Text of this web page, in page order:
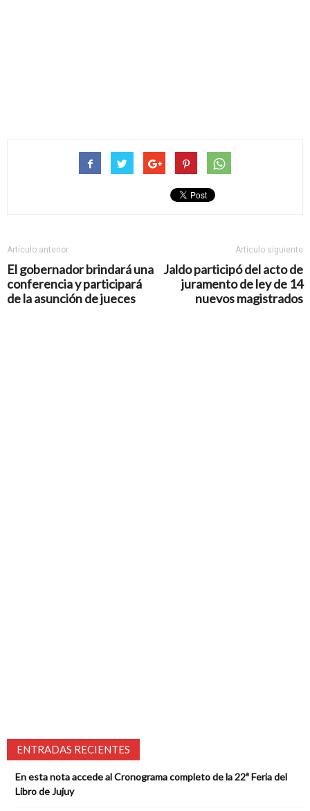
Artículo anterior
El gobernador brindará una
conferencia y participará
de la asunción de jueces
Artículo siguiente
Jaldo participó del acto de
juramento de ley de 14
nuevos magistrados
ENTRADAS RECIENTES
En esta nota accede al Cronograma completo de la 22ª Feria del
Libro de Jujuy